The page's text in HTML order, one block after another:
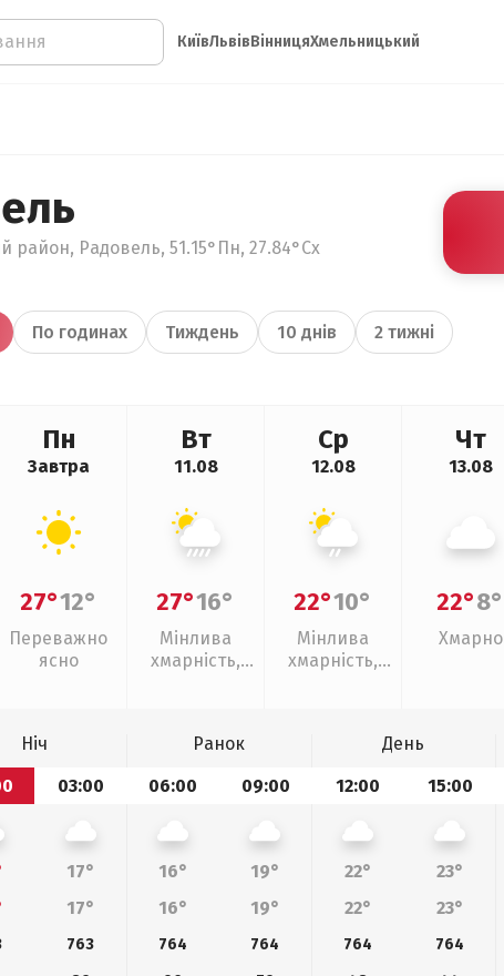
КиївЛьвівВінницяХмельницький
Радовель, 51.15°Пн, 27.84°Сх
По годинах Тиждень 10 днів 2 тижні
Пн
Завтра
27°12°
Переважно
ясно
Вт
11.08
27°16°
Мінлива
хмарність,
Ср
12.08
22°10°
Мінлива
хмарність,
Чт
13.08
22°8°
Хмарно
Ніч Ранок День
03:00 06:00 09:00 12:00 15:00
17° 16° 19° 22° 23°
17° 16° 19° 22° 23°
763 764 764 764 764